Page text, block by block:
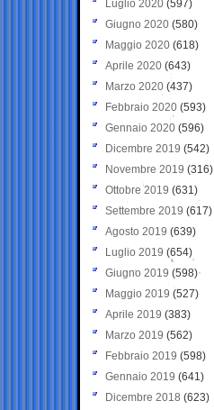
Luglio 2020 (597)
Giugno 2020 (580)
Maggio 2020 (618)
Aprile 2020 (643)
Marzo 2020 (437)
Febbraio 2020 (593)
Gennaio 2020 (596)
Dicembre 2019 (542)
Novembre 2019 (316)
Ottobre 2019 (631)
Settembre 2019 (617)
Agosto 2019 (639)
Luglio 2019 (654)
Giugno 2019 (598)
Maggio 2019 (527)
Aprile 2019 (383)
Marzo 2019 (562)
Febbraio 2019 (598)
Gennaio 2019 (641)
Dicembre 2018 (623)